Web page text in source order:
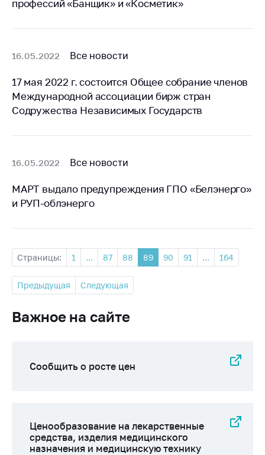
профессий «Банщик» и «Косметик»
16.05.2022 Все новости
17 мая 2022 г. состоится Общее собрание членов
Международной ассоциации бирж стран
Содружества Независимых Государств
16.05.2022 Все новости
МАРТ выдало предупреждения ГПО «Белэнерго»
и РУП-облэнерго
Страницы: 1 ... 87 88 89 90 91 ... 164
Предыдущая Следующая
Важное на сайте
Сообщить о росте цен
Ценообразование на лекарственные
средства, изделия медицинского
назначения и медицинскую технику